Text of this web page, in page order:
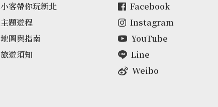
小客帶你玩新北
主題遊程
地圖與指南
旅遊須知
Facebook
Instagram
YouTube
Line
Weibo